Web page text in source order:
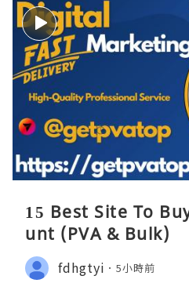
15 Best Site To
unt (PVA & Bulk)
fdhgtyi 5小時前